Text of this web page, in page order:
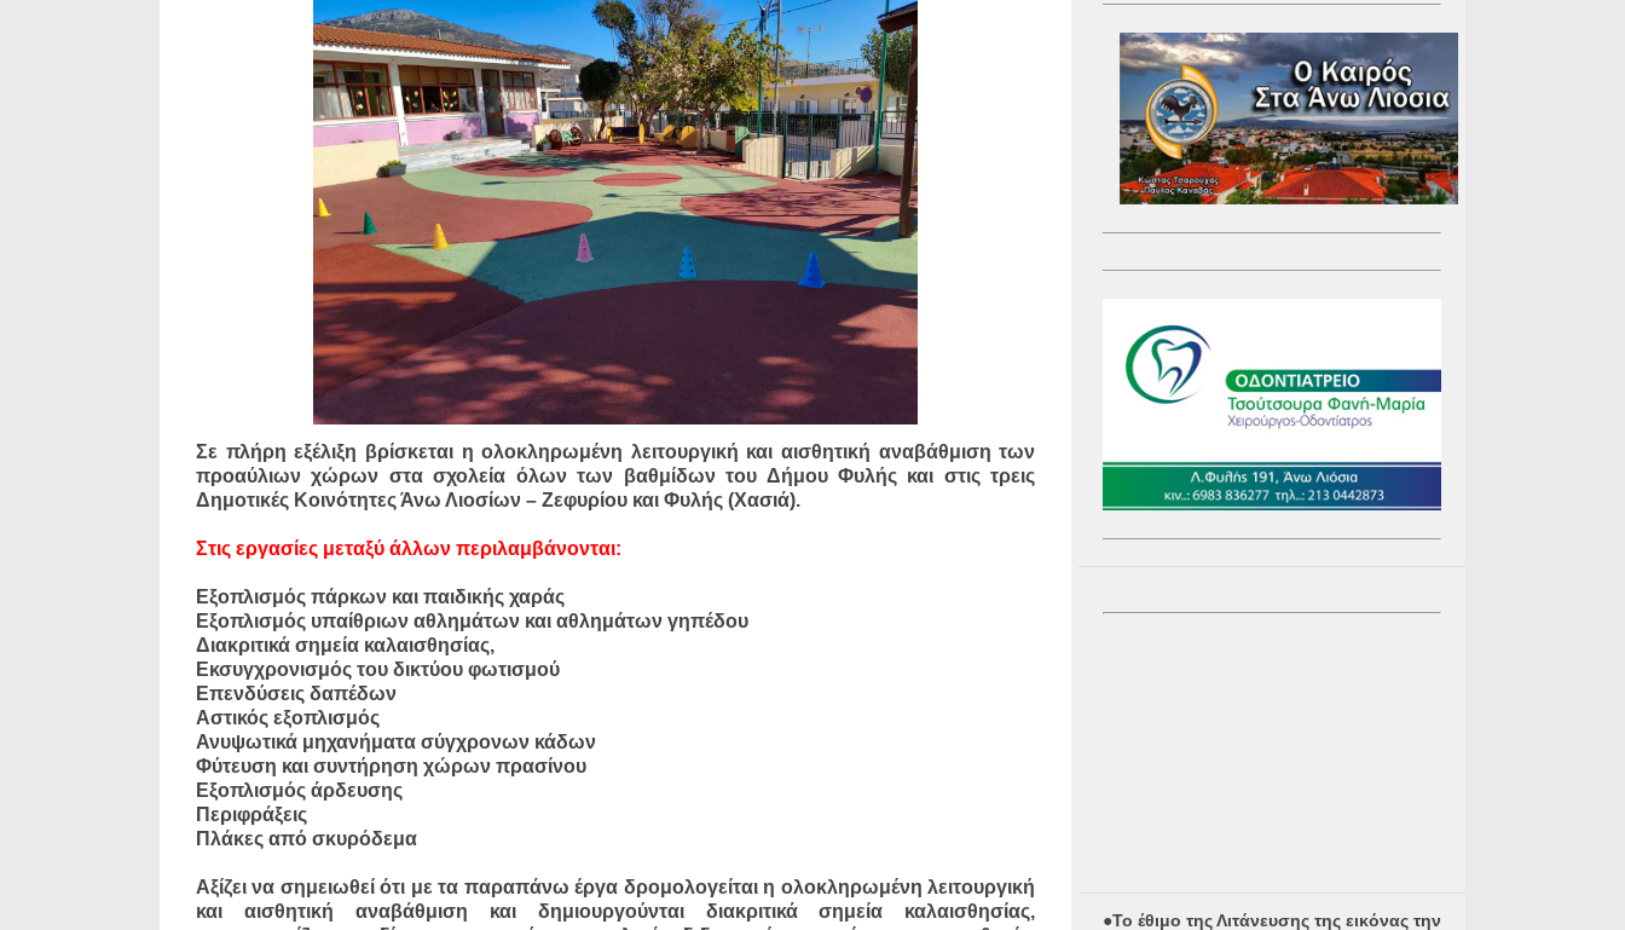
Σε πλήρη εξέλιξη βρίσκεται η ολοκληρωμένη λειτουργική και αισθητική αναβάθμιση των
προαύλιων χώρων στα σχολεία όλων των βαθμίδων του Δήμου Φυλής και στις τρεις
Δημοτικές Κοινότητες Άνω Λιοσίων – Ζεφυρίου και Φυλής (Χασιά).
Στις εργασίες μεταξύ άλλων περιλαμβάνονται:
Εξοπλισμός πάρκων και παιδικής χαράς
Εξοπλισμός υπαίθριων αθλημάτων και αθλημάτων γηπέδου
Διακριτικά σημεία καλαισθησίας,
Εκσυγχρονισμός του δικτύου φωτισμού
Επενδύσεις δαπέδων
Αστικός εξοπλισμός
Ανυψωτικά μηχανήματα σύγχρονων κάδων
Φύτευση και συντήρηση χώρων πρασίνου
Εξοπλισμός άρδευσης
Περιφράξεις
Πλάκες από σκυρόδεμα
Αξίζει να σημειωθεί ότι με τα παραπάνω έργα δρομολογείται η ολοκληρωμένη λειτουργική
και αισθητική αναβάθμιση και δημιουργούνται διακριτικά σημεία καλαισθησίας,
●Το έθιμο της Λιτάνευσης της εικόνας την